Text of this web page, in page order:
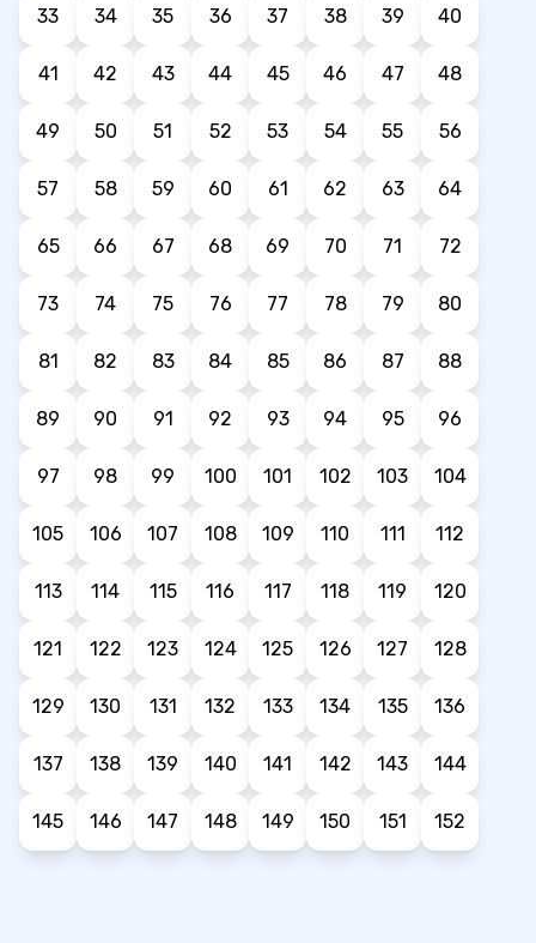
33 34 35 36 37 38 39 40
41 42 43 44 45 46 47 48
49 50 51 52 53 54 55 56
57 58 59 60 61 62 63 64
65 66 67 68 69 70 71 72
73 74 75 76 77 78 79 80
81 82 83 84 85 86 87 88
89 90 91 92 93 94 95 96
97 98 99 100 101 102 103 104
105 106 107 108 109 110 111 112
113 114 115 116 117 118 119 120
121 122 123 124 125 126 127 128
129 130 131 132 133 134 135 136
137 138 139 140 141 142 143 144
145 146 147 148 149 150 151 152